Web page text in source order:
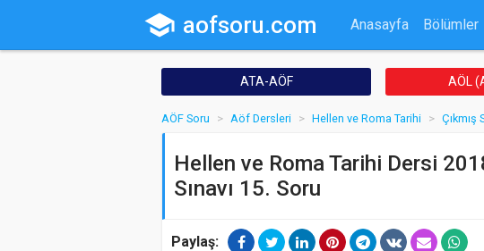
school aofsoru.com Anasayfa Bölümler
ATA-AÖF AÖL
AÖF Soru Aöf Dersleri Hellen ve Roma Tarihi Çıkmış
Hellen ve Roma Tarihi Dersi
Sınavı 15. Soru
Paylaş: